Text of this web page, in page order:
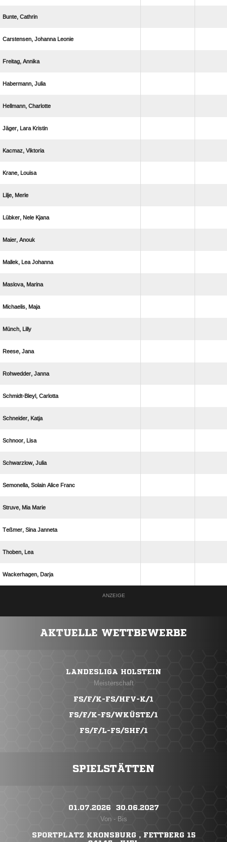
 
  
 
 
 
  
 
 
 
  
 
  
 
 
 
 
 
 
 
 
 
   
  
  
 
 
ANZEIGE
AKTUELLE WETTBEWERBE
LANDESLIGA HOLSTEIN
Meisterschaft
FS/F/K-FS/HFV-K/1
FS/F/K-FS/WKÜSTE/1
FS/F/L-FS/SHF/1
SPIELSTÄTTEN
01.07.2026 ​ 30.06.2027
Von - Bis
SPORTPLATZ KRONSBURG , FETTBERG 15